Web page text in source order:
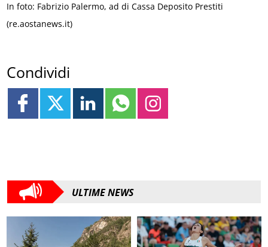
In foto: Fabrizio Palermo, ad di Cassa Deposito Prestiti
(re.aostanews.it)
Condividi
ULTIME NEWS